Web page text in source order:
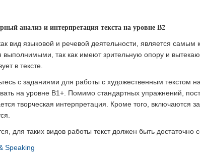
анализ и интерпретация текста на уровне В2
вид языковой и речевой деятельности, является
выполнимыми, так как имеют зрительную опору и
в тексте.
с заданиями для работы с художественным текстом
на уровне В1+. Помимо стандартных упражнений,
творческая интерпретация. Кроме того, включаются
для таких видов работы текст должен быть
Speaking